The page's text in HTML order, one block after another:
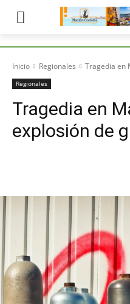
Inicio Regionales Tragedia en
Regionales
Tragedia en
explosión de